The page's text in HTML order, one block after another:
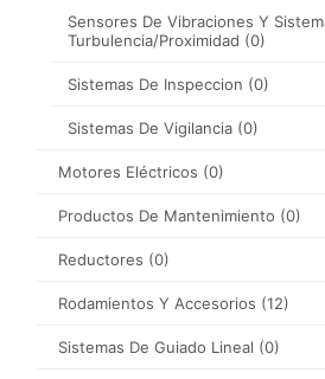
Sensores De Vibraciones Y
Turbulencia/proximidad (0)
Sistemas De Inspeccion (0)
Sistemas De Vigilancia (0)
Motores Eléctricos (0)
Productos De Mantenimiento (0)
Reductores (0)
Rodamientos Y Accesorios (12)
Sistemas De Guiado Lineal (0)